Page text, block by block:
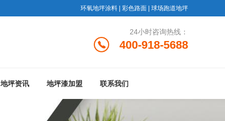
环氧地坪涂料 彩色路面 球场跑道地坪
24小时咨询热线：
400-918-5688
地坪资讯 地坪漆加盟 联系我们